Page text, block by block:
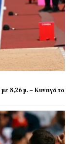
8,26 μ. – Κυνηγά το